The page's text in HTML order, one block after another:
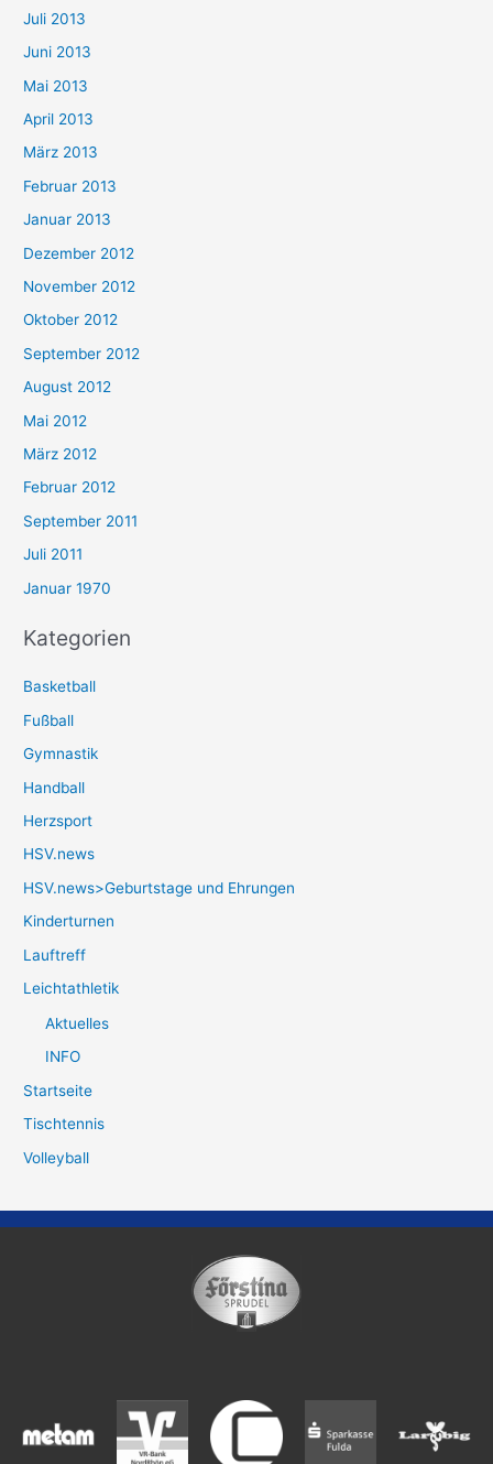
Juli 2013
Juni 2013
Mai 2013
April 2013
März 2013
Februar 2013
Januar 2013
Dezember 2012
November 2012
Oktober 2012
September 2012
August 2012
Mai 2012
März 2012
Februar 2012
September 2011
Juli 2011
Januar 1970
Kategorien
Basketball
Fußball
Gymnastik
Handball
Herzsport
HSV.news
HSV.news>Geburtstage und Ehrungen
Kinderturnen
Lauftreff
Leichtathletik
Aktuelles
INFO
Startseite
Tischtennis
Volleyball